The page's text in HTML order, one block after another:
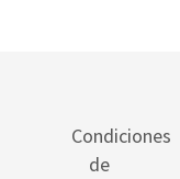
Condiciones
de